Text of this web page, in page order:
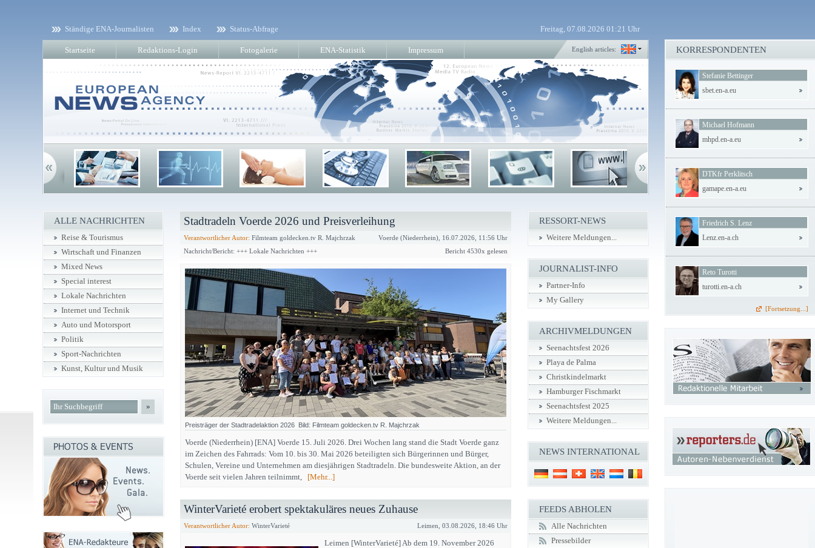
Ständige ENA-Journalisten Index Status-Abfrage Freitag, 07.08.2026 01:21 Uhr
Startseite Redaktions-Login Fotogalerie ENA-Statistik Impressum English articles:
Stadtradeln Voerde 2026 und Preisverleihung
Verantwortlicher Autor: Filmteam goldecken.tv R. Majchrzak
Voerde (Niederrhein), 16.07.2026, 11:56 Uhr
Nachricht/Bericht: +++ Lokale Nachrichten +++
Bericht 4530x gelesen
Preisträger der Stadtradelaktion 2026 Bild: Filmteam goldecken.tv R. Majchrzak
Voerde (Niederrhein) [ENA] Voerde 15. Juli 2026. Drei Wochen lang stand die Stadt Voerde ganz
im Zeichen des Fahrrads: Vom 10. bis 30. Mai 2026 beteiligten sich Bürgerinnen und Bürger,
Schulen, Vereine und Unternehmen am diesjährigen Stadtradeln. Die bundesweite Aktion, an der
Voerde seit vielen Jahren teilnimmt, [Mehr...]
WinterVarieté erobert spektakuläres neues Zuhause
Verantwortlicher Autor: WinterVarieté Leimen, 03.08.2026, 18:46 Uhr
Leimen [WinterVarieté] Ab dem 19. November 2026
ALLE NACHRICHTEN
Reise & Tourismus
Wirtschaft und Finanzen
Mixed News
Special interest
Lokale Nachrichten
Internet und Technik
Auto und Motorsport
Politik
Sport-Nachrichten
Kunst, Kultur und Musik
»
RESSORT-NEWS
Weitere Meldungen...
JOURNALIST-INFO
Partner-Info
My Gallery
ARCHIVMELDUNGEN
Seenachtsfest 2026
Playa de Palma
Christkindelmarkt
Hamburger Fischmarkt
Seenachtsfest 2025
Weitere Meldungen...
NEWS INTERNATIONAL
FEEDS ABHOLEN
Alle Nachrichten
Pressebilder
KORRESPONDENTEN
Stefanie Bettinger
sbet.en-a.eu
Michael Hofmann
mhpd.en-a.eu
DTKfr Perklitsch
gamape.en-a.eu
Friedrich S. Lenz
Lenz.en-a.ch
Reto Turotti
turotti.en-a.ch
[Fortsetzung...]